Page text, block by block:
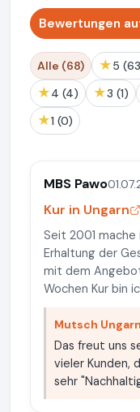
Bewertungen
Alle (68) ★ 5
★ 4 (4) ★ 3 (1)
★ 1 (0)
MBS Pawo
Kur in Ungarn
Seit 2001 mache
Erhaltung der
mit dem
Wochen Kur bin
Mutsch
Das freut uns
vieler Kunden,
sehr